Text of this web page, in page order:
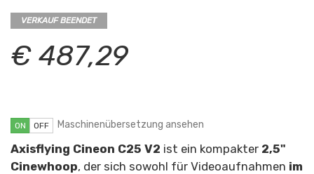
VERKAUF BEENDET
€ 487,29
ON OFF Maschinenübersetzung ansehen
Axisflying Cineon C25 V2 ist ein kompakter 2,5"
Cinewhoop, der sich sowohl für Videoaufnahmen im